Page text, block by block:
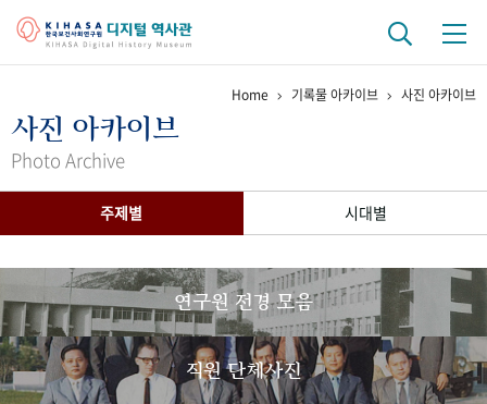
걸어온 길 기관 변천사
간행물 변천사
기록물 아카이브
사진 아카이브 문서 기록물 행정박물 영상 기록물
Home 기록물 아카이브 사진 아카이브
사진 아카이브
Photo Archive
주제별 시대별
연구원 전경 모음
직원 단체사진